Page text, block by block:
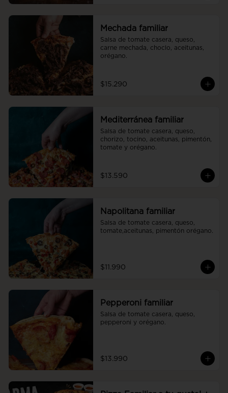
Mechada familiar
Salsa de tomate casera, queso,
carne mechada, choclo, aceitunas,
orégano.
$15.290
Mediterránea familiar
Salsa de tomate casera, queso,
chorizo, tocino, aceitunas, pimentón,
tomate y orégano.
$13.590
Napolitana familiar
Salsa de tomate casera, queso,
tomate,aceitunas, pimentón orégano.
$11.990
Pepperoni familiar
Salsa de tomate casera, queso,
pepperoni y orégano.
$13.990